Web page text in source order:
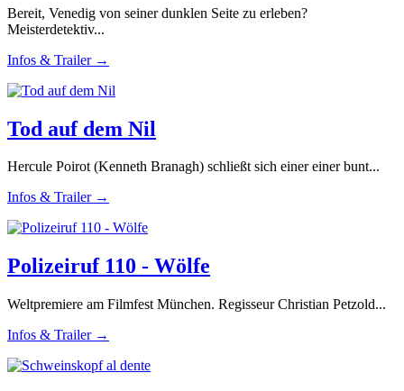
Bereit, Venedig von seiner dunklen Seite zu erleben?
Meisterdetektiv...
Infos & Trailer →
Tod auf dem Nil
Hercule Poirot (Kenneth Branagh) schließt sich einer einer bunt...
Infos & Trailer →
Polizeiruf 110 - Wölfe
Weltpremiere am Filmfest München. Regisseur Christian Petzold...
Infos & Trailer →